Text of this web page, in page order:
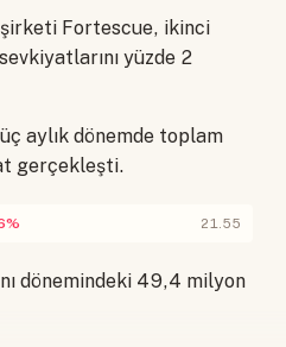
Fortescue, ikinci
yüzde 2
aylık dönemde toplam
gerçekleşti.
21.55
dönemindeki 49,4 milyon